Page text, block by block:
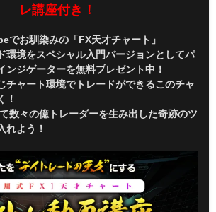
レ講座付き！
でお馴染みの「FX天才チャート」
環境をスペシャル入門バージョンとしてパ
ンジゲーターを無料プレゼント中！
チャート環境でトレードができるこのチャ
！
数々の億トレーダーを生み出した奇跡のツ
れよう！